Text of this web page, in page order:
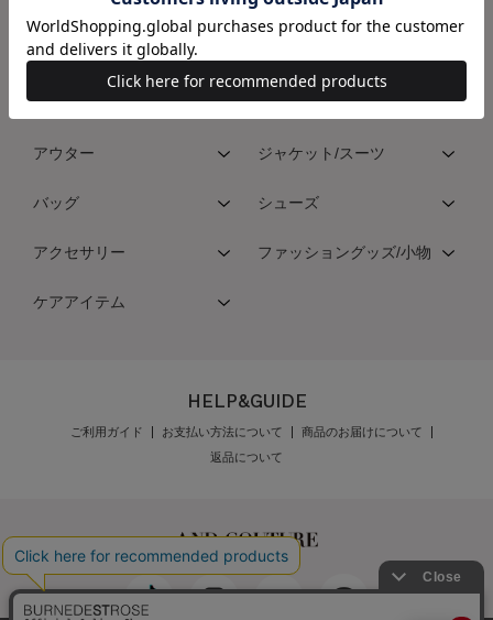
価格(安い順)
価格(高い順)
CATEGORY(AND COUTURE)
ワンピース
スカート パンツ
アウター ジャケット/スーツ
バッグ シューズ
アクセサリー ファッショングッズ/小物
ケアアイテム
HELP&GUIDE
ご利用ガイド お支払い方法について
商品のお届けについて
返品について